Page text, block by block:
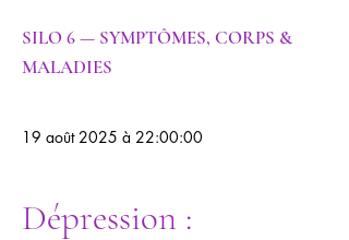
SILO 6 — SYMPTÔMES, CORPS &
MALADIES
19 août 2025 à 22:00:00
Dépression :